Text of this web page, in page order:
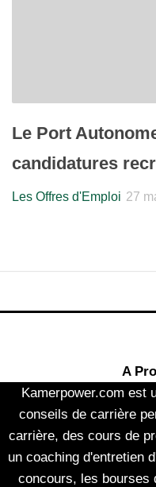
Le Port
candidatures
Les Offres d'Emploi 27
A
Kamerpower.com est
conseils de carrière
carrière, des cours de
un coaching d'entretien
concours, les bourses